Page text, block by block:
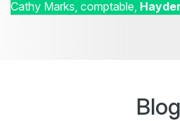
Cathy Marks, comptable,
Blog